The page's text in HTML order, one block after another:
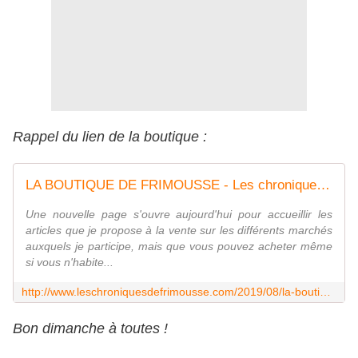
Rappel du lien de la boutique :
LA BOUTIQUE DE FRIMOUSSE - Les chroniques de Frimousse
Une nouvelle page s'ouvre aujourd'hui pour accueillir les
articles que je propose à la vente sur les différents marchés
auxquels je participe, mais que vous pouvez acheter même
si vous n'habite...
Bon dimanche à toutes !